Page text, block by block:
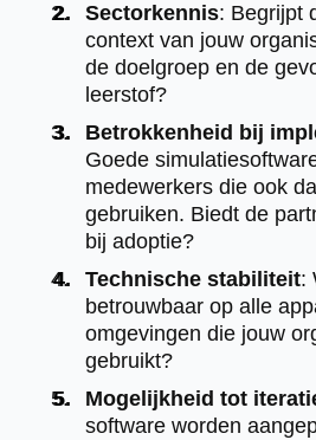
Sectorkennis: Begrijpt
context van jouw
de doelgroep en de
leerstof?
Betrokkenheid bij
Goede
medewerkers die ook
gebruiken. Biedt de
bij adoptie?
Technische stabiliteit:
betrouwbaar op alle
omgevingen die jouw
gebruikt?
Mogelijkheid tot
software worden